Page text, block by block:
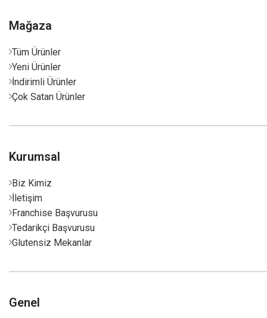
Mağaza
Tüm Ürünler
Yeni Ürünler
İndirimli Ürünler
Çok Satan Ürünler
Kurumsal
Biz Kimiz
İletişim
Franchise Başvurusu
Tedarikçi Başvurusu
Glutensiz Mekanlar
Genel